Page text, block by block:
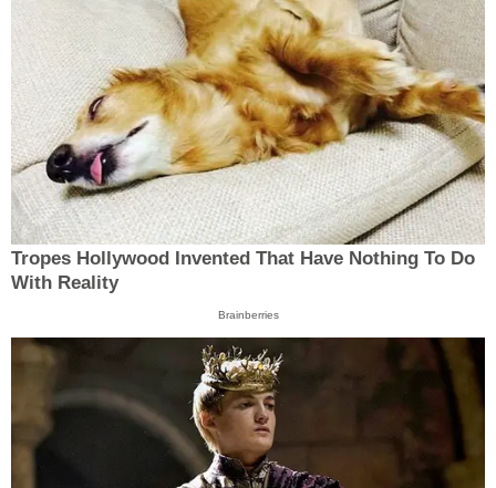
Tropes Hollywood Invented That Have Nothing To Do
With Reality
Brainberries